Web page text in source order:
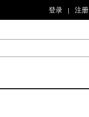
登录 | 注册